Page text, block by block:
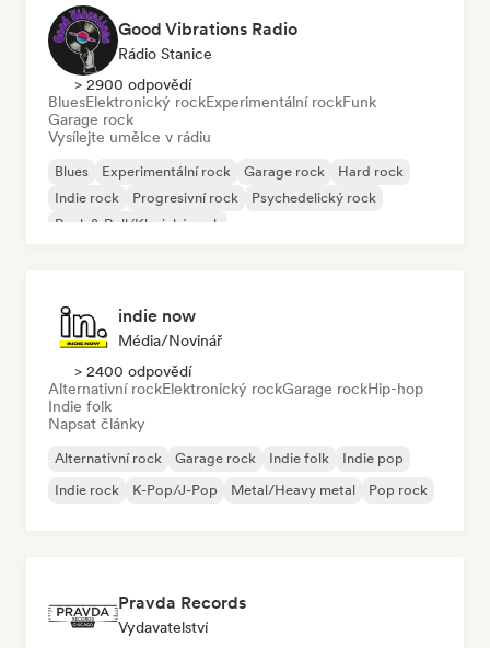
Good Vibrations Radio
Rádio Stanice
> 2900 odpovědí
BluesElektronický rockExperimentální rockFunk
Garage rock
Vysílejte umělce v rádiu
Blues Experimentální rock Garage rock
Hard rock
Indie rock
Progresivní rock
Psychedelický rock
Rock & Roll/Klasický rock
indie now
Média/novinář
> 2400 odpovědí
Alternativní rockElektronický rockGarage rockHip-hop
Indie folk
Napsat články
Alternativní rock Garage rock Indie folk
Indie pop
Indie rock
K-Pop/J-Pop Metal/Heavy metal Pop rock
Pravda Records
Vydavatelství